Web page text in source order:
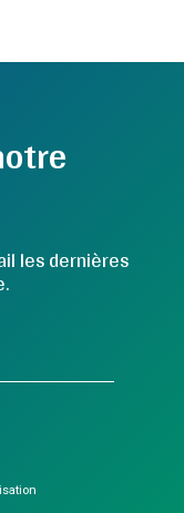
les dernières